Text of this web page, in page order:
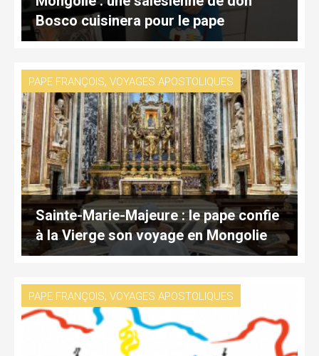
Bosco cuisinera pour le pape
PAPE FRANÇOIS, VOYAGES APOSTOLIQUES
Sainte-Marie-Majeure : le pape confie
à la Vierge son voyage en Mongolie
PAPE FRANÇOIS, VOYAGES APOSTOLIQUES